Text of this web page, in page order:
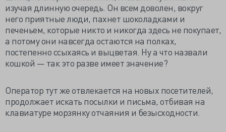
изучая длинную очередь. Он всем доволен, вокруг
него приятные люди, пахнет шоколадками и
печеньем, которые никто и никогда здесь не покупает,
а потому они навсегда остаются на полках,
постепенно ссыхаясь и выцветая. Ну а что назвали
кошкой — так это разве имеет значение?
Оператор тут же отвлекается на новых посетителей,
продолжает искать посылки и письма, отбивая на
клавиатуре морзянку отчаяния и безысходности.